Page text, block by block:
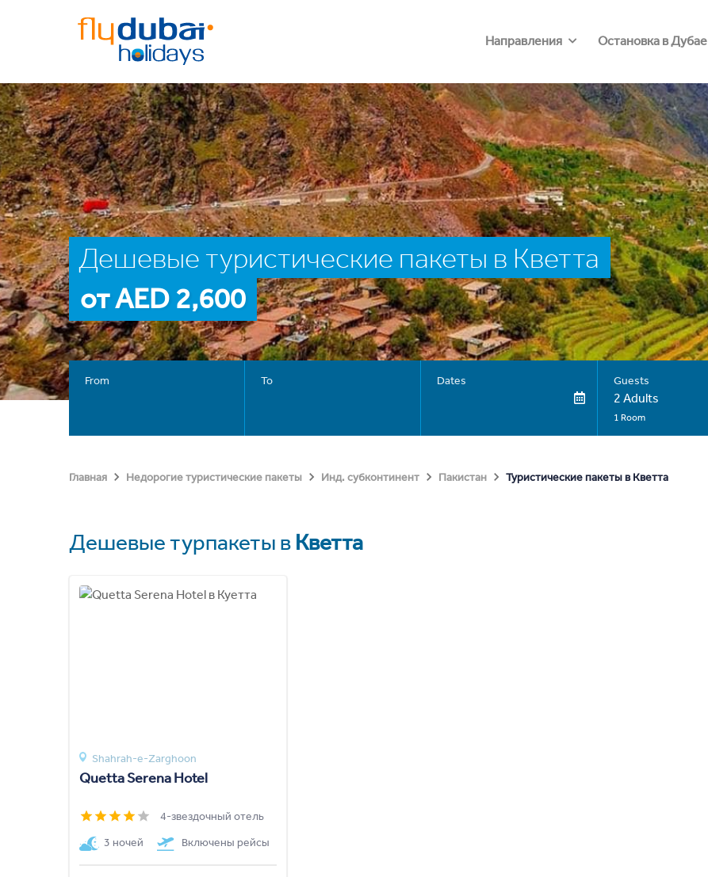
Направления Остановка в Дубае
Дешевые туристические пакеты в Кветта
от AED 2,600
From To Dates Guests
2 Adults
1 Room
Главная Недорогие туристические пакеты Инд. субконтинент Пакистан Туристические пакеты в Кветта
Дешевые турпакеты в Кветта
Shahrah-e-Zarghoon
Quetta Serena Hotel
4-звездочный отель
3 ночей
Включены рейсы